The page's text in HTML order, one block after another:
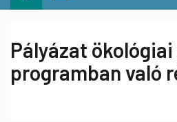
Pályázat
programban való